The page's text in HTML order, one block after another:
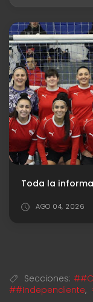
AGO 04, 2026
Secciones:
##Independiente,